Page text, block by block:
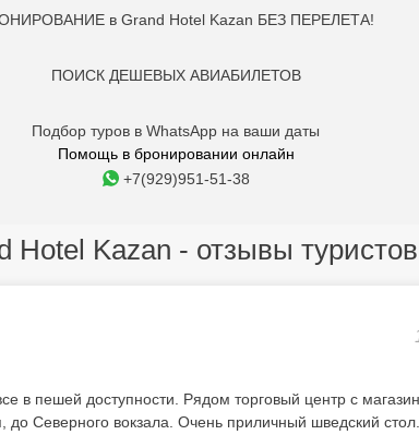
в Grand Hotel Kazan БЕЗ ПЕРЕЛЕТА!
ПОИСК ДЕШЕВЫХ АВИАБИЛЕТОВ
Подбор туров в WhatsApp на ваши даты
Помощь в бронировании онлайн
+7(929)951-51-38
Hotel Kazan - отзывы туристов
в пешей доступности. Рядом торговый центр с
Северного вокзала. Очень приличный шведский